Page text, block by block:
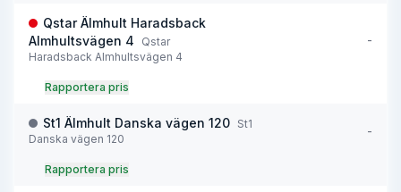
Qstar Älmhult Haradsback
Almhultsvägen 4
Qstar
Haradsback Almhultsvägen 4
-
Rapportera pris
St1 Älmhult Danska vägen 120 St1
Danska vägen 120
-
Rapportera pris